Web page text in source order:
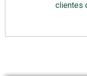
clientes